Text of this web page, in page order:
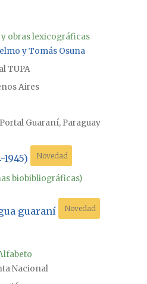
obras lexicográficas
y Tomás Osuna
TUPA
Aires
Guaraní, Paraguay
Novedad
biobibliográficas)
guaraní Novedad
Nacional